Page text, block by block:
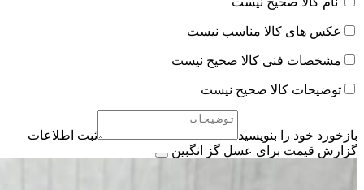
عکس های کالا مناسب نیست
مشخصات فنی کالا صحیح نیست
توضیحات کالا صحیح نیست
بازخورد خود را بنویسید
ثبت اطلاعات
گزارش قیمت برای عسل گز انگبین